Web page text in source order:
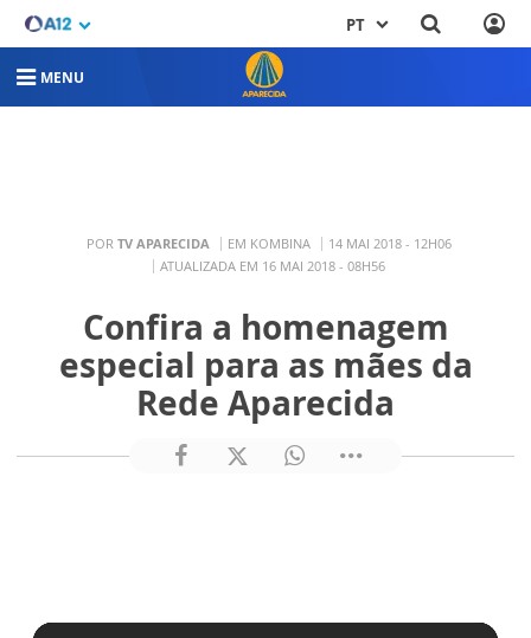
PT
MENU
POR TV APARECIDA EM KOMBINA
14 MAI 2018 - 12H06
ATUALIZADA EM 16 MAI 2018 - 08H56
Confira a homenagem
especial para as mães da
Rede Aparecida